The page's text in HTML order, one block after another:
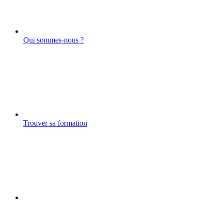
Qui sommes-nous ?
Trouver sa formation